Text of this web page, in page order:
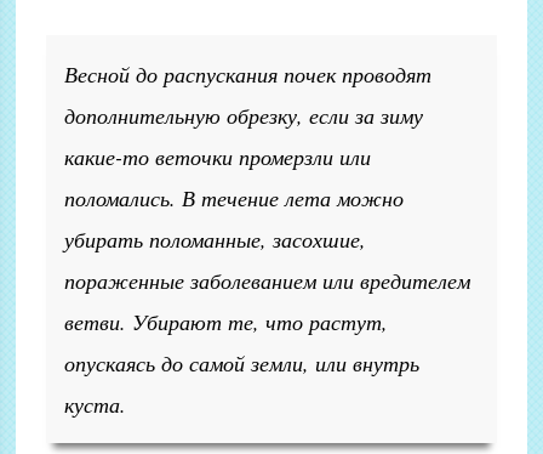
Весной до распускания почек проводят
дополнительную обрезку, если за зиму
какие-то веточки промерзли или
поломались. В течение лета можно
убирать поломанные, засохшие,
пораженные заболеванием или вредителем
ветви. Убирают те, что растут,
опускаясь до самой земли, или внутрь
куста.